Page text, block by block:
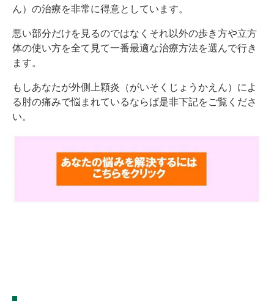
ん）の治療を非常に得意としています。
悪い部分だけを見るのではなくそれ以外の歩き方や立方
体の使い方を全て見て一番最適な治療方法を選んで行き
ます。
もしあなたが外側上顆炎（がいそくじょうかえん）によ
る肘の痛みで悩まれているならば是非下記をご覧くださ
い。